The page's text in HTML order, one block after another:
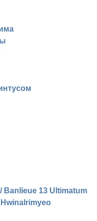
Banlieue 13 Ultimatum